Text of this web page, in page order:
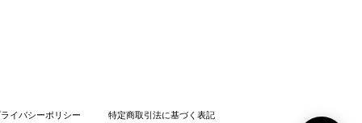
イバシーポリシー 特定商取引法に基づく表記